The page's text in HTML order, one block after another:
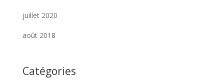
juillet 2020
août 2018
Catégories